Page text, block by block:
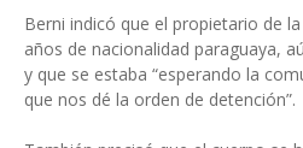
Berni indicó que el propietario de
años de nacionalidad paraguaya,
y que se estaba “esperando la
que nos dé la orden de detención”.